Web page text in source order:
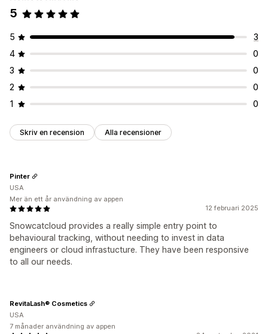
Marknadsföring och försäljning
Diagram och rapporter
Anpassade instrumentpaneler
Dataexport
5
5
3
4
0
3
0
2
0
1
0
Skriv en recension Alla recensioner
12 februari 2025
Snowcatcloud provides a really simple entry point to
behavioural tracking, without needing to invest in data
engineers or cloud infrastucture. They have been responsive
to all our needs.
Pinter
USA
Mer än ett år användning av appen
RevitaLash® Cosmetics
USA
7 månader användning av appen